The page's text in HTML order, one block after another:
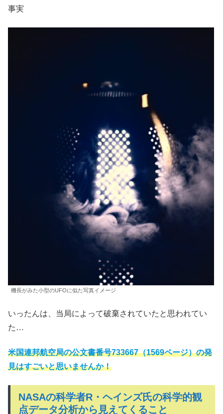
事実
機長がみた小型のUFOに似た写真イメージ
いったんは、当局によって破棄されていたと思われてい
た…
米国連邦航空局の公文書番号733667（1569ページ）の発
見はすごいと思いませんか！
NASAの科学者R・ヘインズ氏の科学的観
点データ分析から見えてくること